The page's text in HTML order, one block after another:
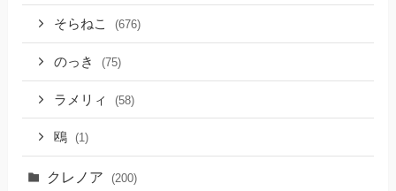
そらねこ (676)
のっき (75)
ラメリィ (58)
鴎 (1)
クレノア (200)